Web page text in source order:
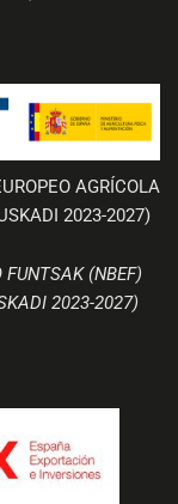
AGRÍCOLA
2023-2027)
FUNTSAK (NBEF)
2023-2027)